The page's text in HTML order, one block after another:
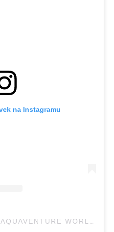
na Instagramu
PŘÍSPĚVEK SDÍLENÝ AQUAVENTURE WORLD (@AQUAVENTUREWORLD)